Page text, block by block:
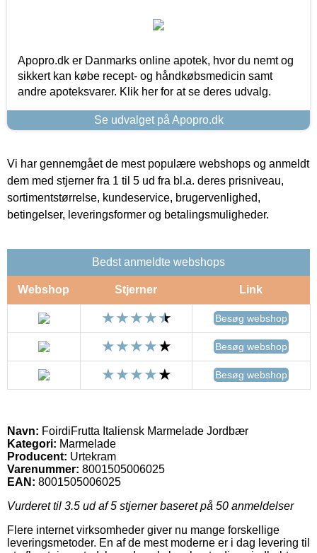
Apopro.dk er Danmarks online apotek, hvor du nemt og
sikkert kan købe recept- og håndkøbsmedicin samt
andre apoteksvarer. Klik her for at se deres udvalg.
Se udvalget på Apopro.dk
Vi har gennemgået de mest populære webshops og anmeldt
dem med stjerner fra 1 til 5 ud fra bl.a. deres prisniveau,
sortimentstørrelse, kundeservice, brugervenlighed,
betingelser, leveringsformer og betalingsmuligheder.
Bedst anmeldte webshops
Webshop Stjerner Link
Besøg webshop
Besøg webshop
Besøg webshop
Navn: FoirdiFrutta Italiensk Marmelade Jordbær
Kategori: Marmelade
Producent: Urtekram
Varenummer: 8001505006025
EAN: 8001505006025
Vurderet til 3.5 ud af 5 stjerner baseret på 50 anmeldelser
Flere internet virksomheder giver nu mange forskellige
leveringsmetoder. En af de mest moderne er i dag levering til